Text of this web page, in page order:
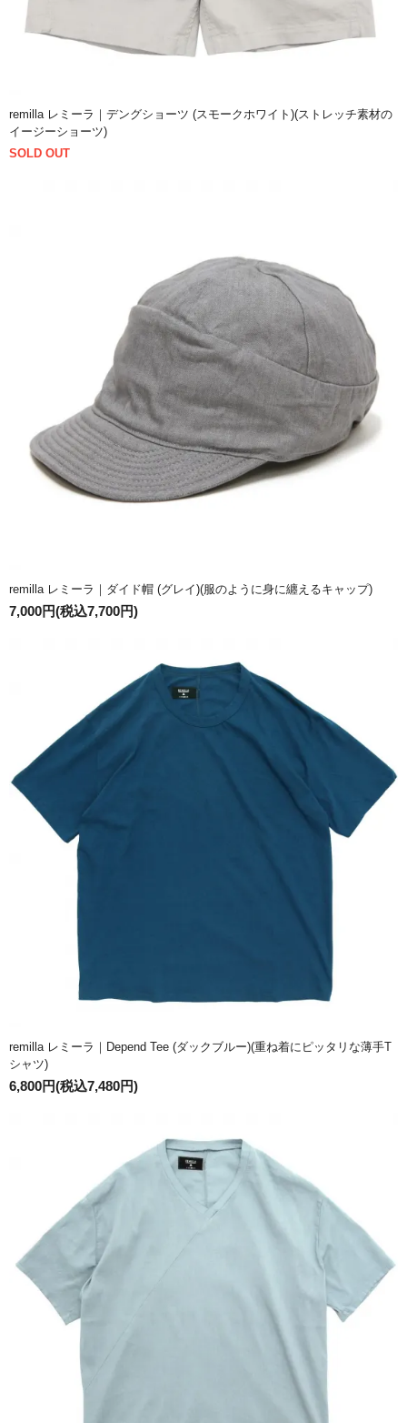
remilla レミーラ｜デングショーツ (スモークホワイト)(ストレッチ素材の
イージーショーツ)
SOLD OUT
remilla レミーラ｜ダイド帽 (グレイ)(服のように身に纏えるキャップ)
7,000円(税込7,700円)
remilla レミーラ｜Depend Tee (ダックブルー)(重ね着にピッタリな薄手T
シャツ)
6,800円(税込7,480円)